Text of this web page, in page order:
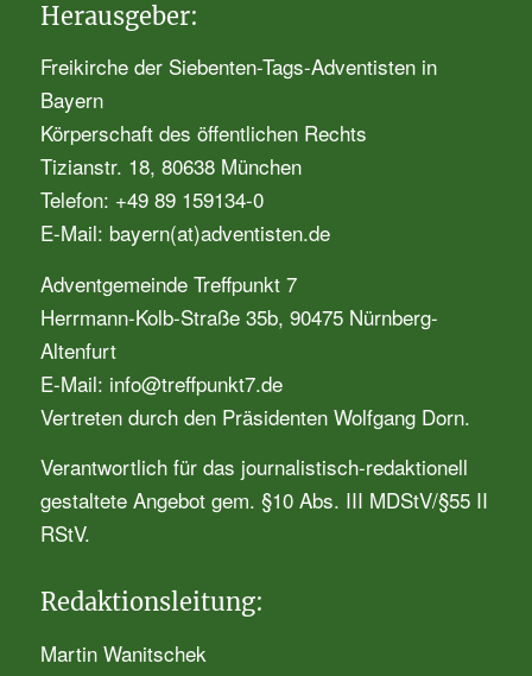
Herausgeber:
Freikirche der Siebenten-Tags-Adventisten in
Bayern
Körperschaft des öffentlichen Rechts
Tizianstr. 18, 80638 München
Telefon: +49 89 159134-0
E-Mail: bayern(at)adventisten.de
Adventgemeinde Treffpunkt 7
Herrmann-Kolb-Straße 35b, 90475 Nürnberg-
Altenfurt
E-Mail: info@treffpunkt7.de
Vertreten durch den Präsidenten Wolfgang Dorn.
Verantwortlich für das journalistisch-redaktionell
gestaltete Angebot gem. §10 Abs. III MDStV/§55 II
RStV.
Redaktionsleitung:
Martin Wanitschek